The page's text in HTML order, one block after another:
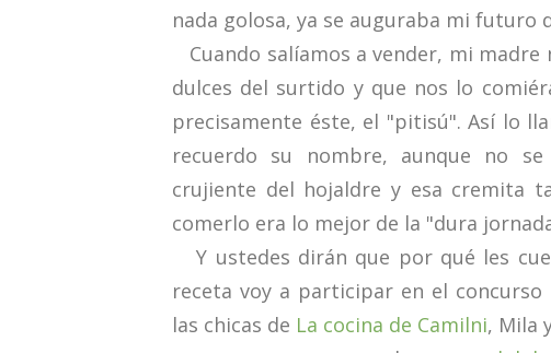
nada golosa, ya se auguraba mi futuro
Cuando salíamos a vender, mi
dulces del surtido y que nos lo
precisamente éste, el "pitisú". Así lo
recuerdo su nombre, aunque no
crujiente del hojaldre y esa cremita
comerlo era lo mejor de la "dura
Y ustedes dirán que por qué les
receta voy a participar en el
las chicas de La cocina de Camilni, Mila